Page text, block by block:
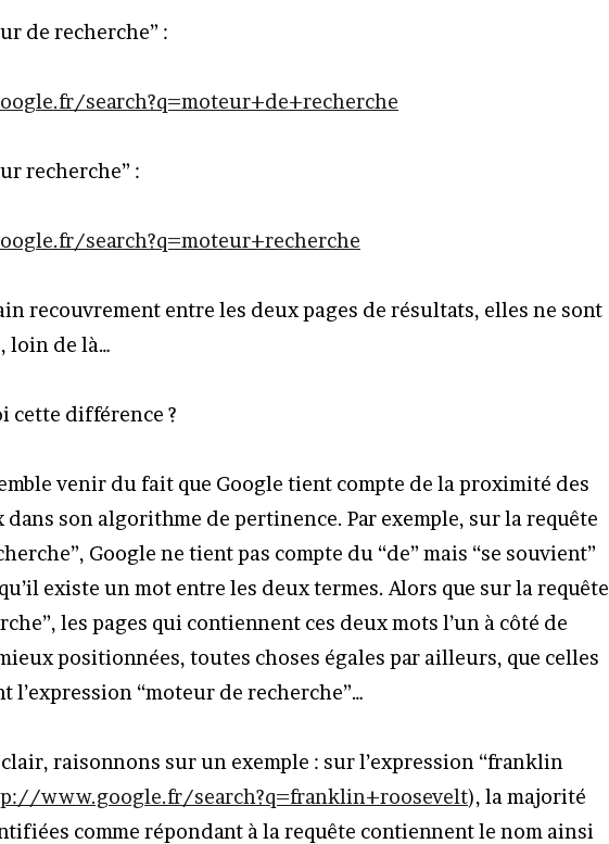
de recherche” :
search?q=moteur+de+recherche
recherche” :
search?q=moteur+recherche
recouvrement entre les deux pages de résultats, elles ne sont
loin de là…
cette différence ?
venir du fait que Google tient compte de la proximité des
dans son algorithme de pertinence. Par exemple, sur la requête
Google ne tient pas compte du “de” mais “se souvient”
existe un mot entre les deux termes. Alors que sur la requête
les pages qui contiennent ces deux mots l’un à côté de
positionnées, toutes choses égales par ailleurs, que celles
l’expression “moteur de recherche”…
raisonnons sur un exemple : sur l’expression “franklin
www.google.fr/search?q=franklin+roosevelt), la majorité
comme répondant à la requête contiennent le nom ainsi